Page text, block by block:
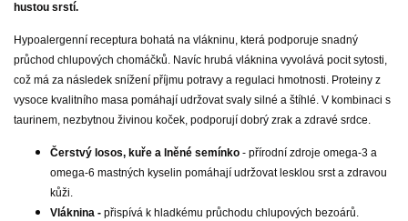
hustou srstí.
Hypoalergenní receptura bohatá na vlákninu, která podporuje snadný
průchod chlupových chomáčků. Navíc hrubá vláknina vyvolává pocit sytosti,
což má za následek snížení příjmu potravy a regulaci hmotnosti. Proteiny z
vysoce kvalitního masa pomáhají udržovat svaly silné a štíhlé. V kombinaci s
taurinem, nezbytnou živinou koček, podporují dobrý zrak a zdravé srdce.
Čerstvý losos, kuře a lněné semínko - přírodní zdroje omega-3 a
omega-6 mastných kyselin pomáhají udržovat lesklou srst a zdravou
kůži.
Vláknina - přispívá k hladkému průchodu chlupových bezoárů.